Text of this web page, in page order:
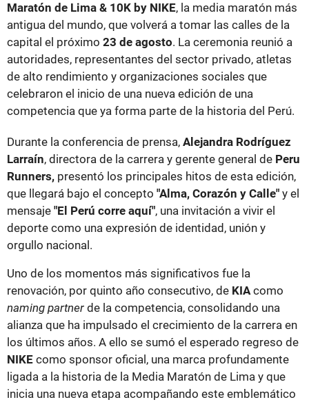
Maratón de Lima & 10K by NIKE, la media maratón más
antigua del mundo, que volverá a tomar las calles de la
capital el próximo 23 de agosto. La ceremonia reunió a
autoridades, representantes del sector privado, atletas
de alto rendimiento y organizaciones sociales que
celebraron el inicio de una nueva edición de una
competencia que ya forma parte de la historia del Perú.
Durante la conferencia de prensa, Alejandra Rodríguez
Larraín, directora de la carrera y gerente general de Peru
Runners, presentó los principales hitos de esta edición,
que llegará bajo el concepto "Alma, Corazón y Calle" y el
mensaje "El Perú corre aquí", una invitación a vivir el
deporte como una expresión de identidad, unión y
orgullo nacional.
Uno de los momentos más significativos fue la
renovación, por quinto año consecutivo, de KIAcomo
naming partner de la competencia, consolidando una
alianza que ha impulsado el crecimiento de la carrera en
los últimos años. A ello se sumó el esperado regreso de
NIKE como sponsor oficial, una marca profundamente
ligada a la historia de la Media Maratón de Lima y que
inicia una nueva etapa acompañando este emblemático